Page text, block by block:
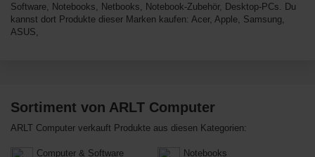
Software, Notebooks, Netbooks, Notebook-Zubehör, Desktop-PCs. Du
kannst dort Produkte dieser Marken kaufen: Acer, Apple, Samsung,
ASUS,
Sortiment von ARLT Computer
ARLT Computer verkauft Produkte aus diesen Kategorien:
Computer & Software Notebooks